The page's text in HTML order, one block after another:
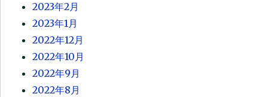
2023年2月
2023年1月
2022年12月
2022年10月
2022年9月
2022年8月